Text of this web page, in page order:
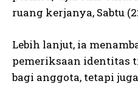
ruang kerjanya, Sabtu
Lebih lanjut, ia
pemeriksaan identitas
bagi anggota, tetapi